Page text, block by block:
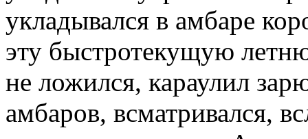
укладывался в амбаре
эту быстротекущую
не ложился, караулил
амбаров, всматривался,